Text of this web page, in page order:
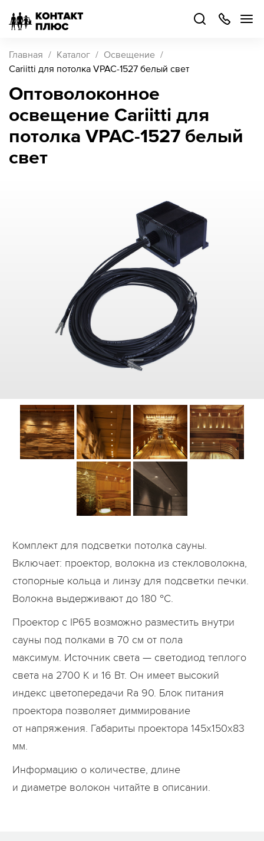
Главная Каталог
Освещение
Cariitti для потолка VPAC-1527 белый свет
Оптоволоконное
освещение Cariitti для
потолка VPAC-1527 белый
свет
Комплект для подсветки потолка сауны.
Включает: проектор, волокна из стекловолокна,
стопорные кольца и линзу для подсветки печки.
Волокна выдерживают до 180 °C.
Проектор с IP65 возможно разместить внутри
сауны под полками в 70 см от пола
максимум. Источник света — светодиод теплого
света на 2700 К и 16 Вт. Он имеет высокий
индекс цветопередачи Ra 90. Блок питания
проектора позволяет диммирование
от напряжения. Габариты проектора 145x150x83
мм.
Информацию о количестве, длине
и диаметре волокон читайте в описании.
499
504-
48
Каталог
товаров
Стать
Войти